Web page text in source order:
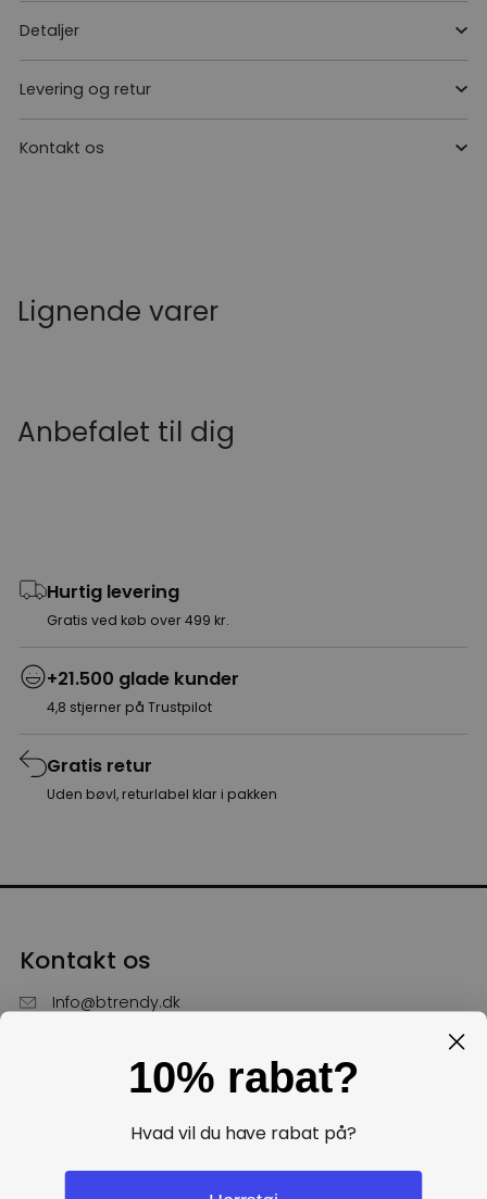
Detaljer
Levering og retur
Kontakt os
Lignende varer
Anbefalet til dig
Hurtig levering
Gratis ved køb over 499 kr.
+21.500 glade kunder
4,8 stjerner på Trustpilot
Gratis retur
Uden bøvl, returlabel klar i pakken
Kontakt os
Info@btrendy.dk
Hverdage fra kl. 10 - 16
10% rabat?
Hvad vil du have rabat på?